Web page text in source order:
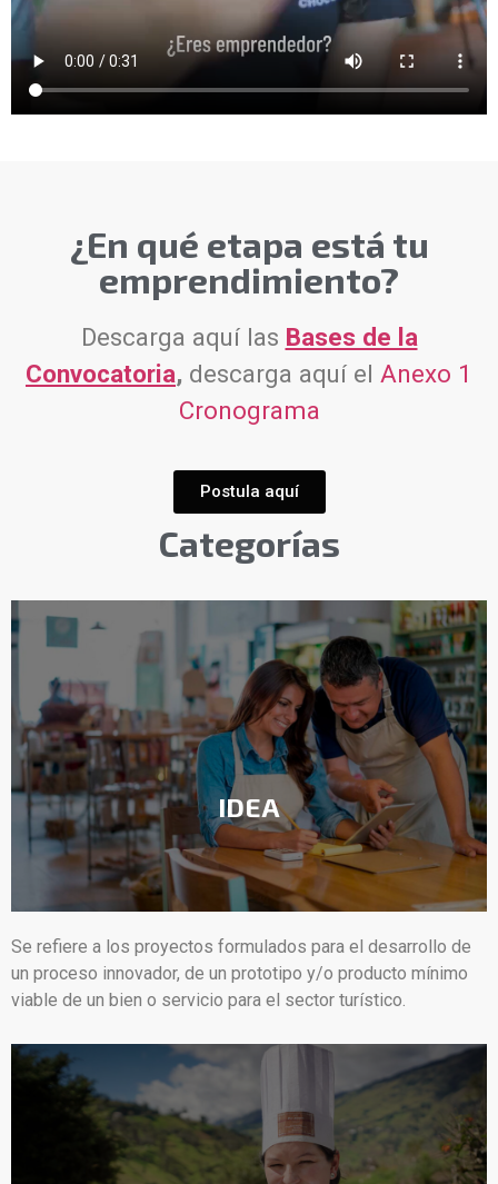
¿En qué etapa está tu
emprendimiento?
Descarga aquí las Bases de la
Convocatoria, descarga aquí el Anexo 1
Cronograma
Postula aquí
Categorías
IDEA
Se refiere a los proyectos formulados para el desarrollo de
un proceso innovador, de un prototipo y/o producto mínimo
viable de un bien o servicio para el sector turístico.